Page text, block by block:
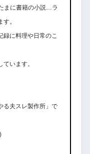
まに書籍の小説…ラ
。
録に料理や日常のこ
います。
る夫スレ製作所」で